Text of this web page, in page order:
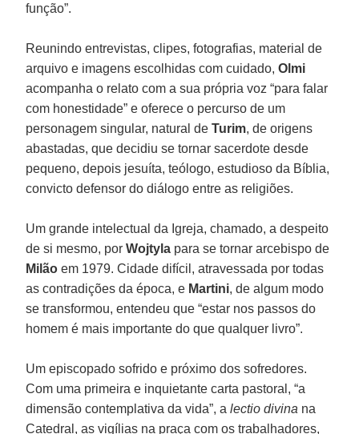
função”.
Reunindo entrevistas, clipes, fotografias, material de
arquivo e imagens escolhidas com cuidado,Olmi
acompanha o relato com a sua própria voz “para falar
com honestidade” e oferece o percurso de um
personagem singular, natural deTurim, de origens
abastadas, que decidiu se tornar sacerdote desde
pequeno, depois jesuíta, teólogo, estudioso da Bíblia,
convicto defensor do diálogo entre as religiões.
Um grande intelectual da Igreja, chamado, a despeito
de si mesmo, porWojtyla para se tornar arcebispo de
Milão em 1979. Cidade difícil, atravessada por todas
as contradições da época, e Martini, de algum modo
se transformou, entendeu que “estar nos passos do
homem é mais importante do que qualquer livro”.
Um episcopado sofrido e próximo dos sofredores.
Com uma primeira e inquietante carta pastoral, “a
dimensão contemplativa da vida”, alectio divina na
Catedral, as vigílias na praça com os trabalhadores,